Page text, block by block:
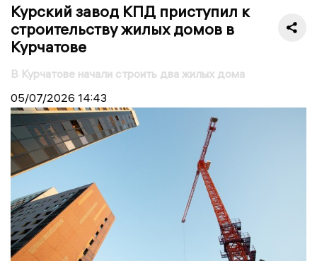
Курский завод КПД приступил к
строительству жилых домов в
Курчатове
В Курчатове начали строить два жилых дома
05/07/2026 14:43